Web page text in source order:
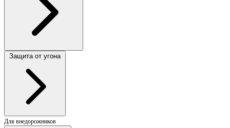
Защита от угона
Для внедорожников